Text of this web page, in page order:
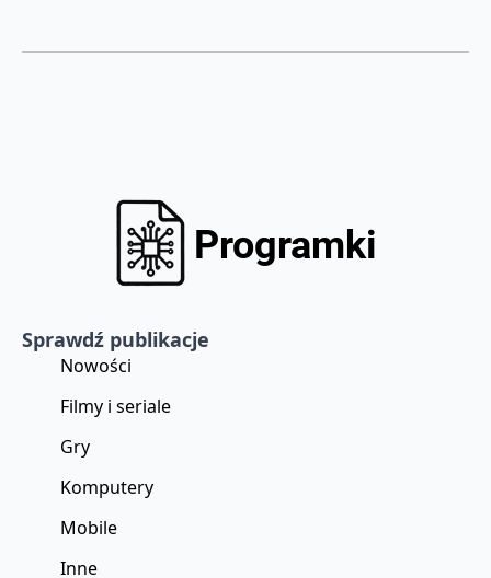
Sprawdź publikacje
Nowości
Filmy i seriale
Gry
Komputery
Mobile
Inne